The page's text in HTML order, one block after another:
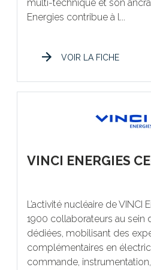
multi-technique et son
Energies contribue à l...
VOIR LA FICHE
VINCI ENERGIES
L’activité nucléaire de VINCI
1900 collaborateurs au sein
dédiées, mobilisant des
complémentaires en
commande,